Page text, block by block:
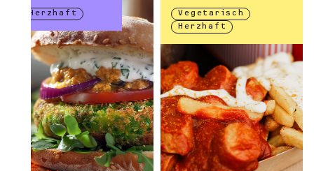
Herzhaft
Vegetarisch
Herzhaft